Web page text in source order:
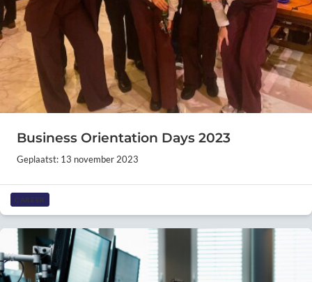
Business Orientation Days 2023
Geplaatst: 13 november 2023
CAREER